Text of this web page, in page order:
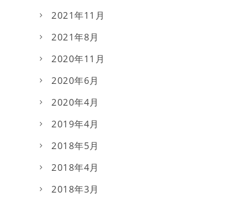
2021年11月
2021年8月
2020年11月
2020年6月
2020年4月
2019年4月
2018年5月
2018年4月
2018年3月